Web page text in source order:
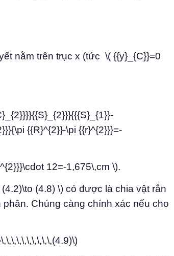
nằm trên trục x (tức \( {{y}_{C}}=0
{{R}^{2}}-\pi {{r}^{2}}}=-
12=-1,675\,cm \).
(4.8) \) có được là chia vật rắn
Chúng càng chính xác nếu cho